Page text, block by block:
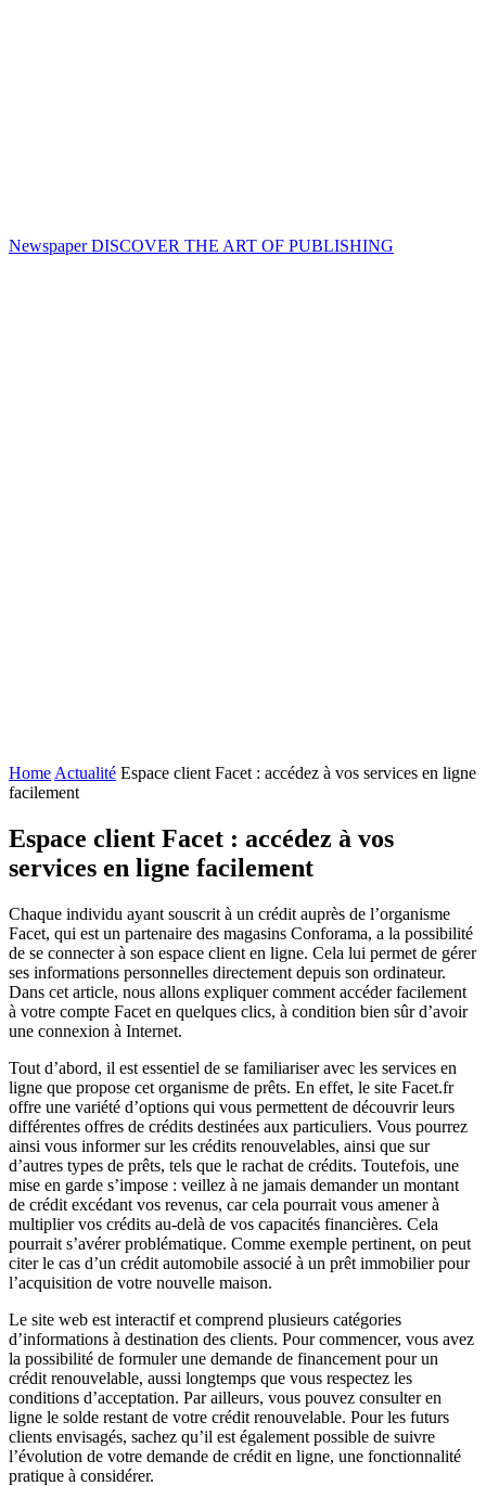
Newspaper DISCOVER THE ART OF PUBLISHING
Home Actualité Espace client Facet : accédez à vos services en ligne
facilement
Espace client Facet : accédez à vos
services en ligne facilement
Chaque individu ayant souscrit à un crédit auprès de l’organisme
Facet, qui est un partenaire des magasins Conforama, a la possibilité
de se connecter à son espace client en ligne. Cela lui permet de gérer
ses informations personnelles directement depuis son ordinateur.
Dans cet article, nous allons expliquer comment accéder facilement
à votre compte Facet en quelques clics, à condition bien sûr d’avoir
une connexion à Internet.
Tout d’abord, il est essentiel de se familiariser avec les services en
ligne que propose cet organisme de prêts. En effet, le site Facet.fr
offre une variété d’options qui vous permettent de découvrir leurs
différentes offres de crédits destinées aux particuliers. Vous pourrez
ainsi vous informer sur les crédits renouvelables, ainsi que sur
d’autres types de prêts, tels que le rachat de crédits. Toutefois, une
mise en garde s’impose : veillez à ne jamais demander un montant
de crédit excédant vos revenus, car cela pourrait vous amener à
multiplier vos crédits au-delà de vos capacités financières. Cela
pourrait s’avérer problématique. Comme exemple pertinent, on peut
citer le cas d’un crédit automobile associé à un prêt immobilier pour
l’acquisition de votre nouvelle maison.
Le site web est interactif et comprend plusieurs catégories
d’informations à destination des clients. Pour commencer, vous avez
la possibilité de formuler une demande de financement pour un
crédit renouvelable, aussi longtemps que vous respectez les
conditions d’acceptation. Par ailleurs, vous pouvez consulter en
ligne le solde restant de votre crédit renouvelable. Pour les futurs
clients envisagés, sachez qu’il est également possible de suivre
l’évolution de votre demande de crédit en ligne, une fonctionnalité
pratique à considérer.